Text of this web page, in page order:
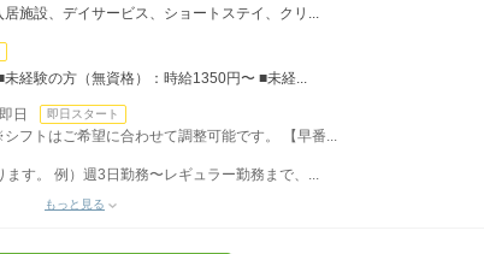
施設、デイサービス、ショートステイ、クリ...
経験の方（無資格）：時給1350円〜 ■未経...
日 即日スタート
トはご希望に合わせて調整可能です。 【早番...
す。 例）週3日勤務〜レギュラー勤務まで、...
もっと見る